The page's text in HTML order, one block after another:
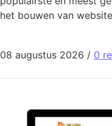
het bouwen van
08 augustus 2026 / 0